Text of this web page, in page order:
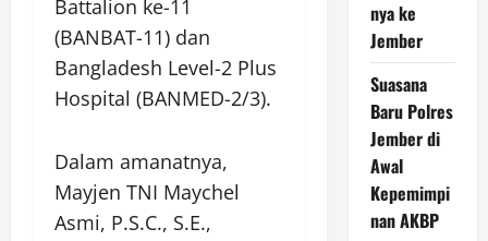
Battalion ke-11
(BANBAT-11) dan
Bangladesh Level-2 Plus
Hospital (BANMED-2/3).
Dalam amanatnya,
Mayjen TNI Maychel
Asmi, P.S.C., S.E.,
nya ke
Jember
Suasana
Baru Polres
Jember di
Awal
Kepemimpi
nan AKBP